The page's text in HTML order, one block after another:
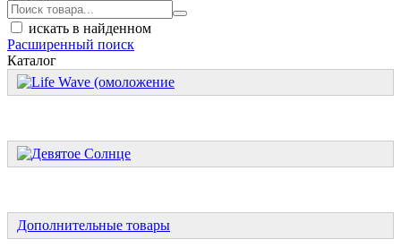
искать в найденном
Расширенный поиск
Каталог
Дополнительные товары